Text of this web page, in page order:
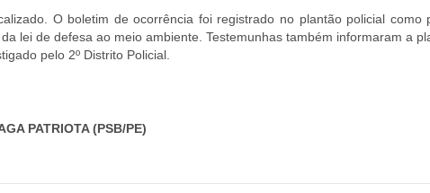
O boletim de ocorrência foi registrado no plantão policial como
lei de defesa ao meio ambiente. Testemunhas também informaram a
pelo 2º Distrito Policial.
PATRIOTA (PSB/PE)